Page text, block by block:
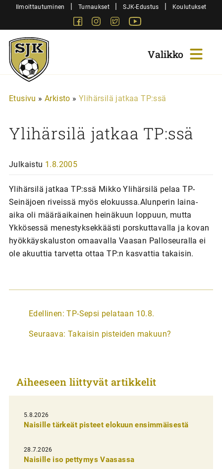
SiirryIlmoittautuminen | Turnaukset | SJK-Edustus | Koulutukset
FacebookInstagram
Twitter
Sjk-
Juniorit
Etusivu » Arkisto » Ylihärsilä jatkaa TP:ssä
Ylihärsilä jatkaa TP:ssä
Julkaistu 1.8.2005
Ylihärsilä jatkaa TP:ssä Mikko Ylihärsilä pelaa TP-
Seinäjoen riveissä myös elokuussa.Alunperin laina-
aika oli määräaikainen heinäkuun loppuun, mutta
Ykkösessä menestyksekkäästi porskuttavalla ja kovan
hyökkäyskaluston omaavalla Vaasan Palloseuralla ei
ole akuuttia tarvetta ottaa TP:n kasvattia takaisin.
A
t
k
e
l
i
e
n
Edellinen: TP-Sepsi pelataan 10.8.
Seuraava: Takaisin pisteiden makuun?
Aiheeseen liittyvät artikkelit
5.8.2026
Naisille tärkeät pisteet elokuun ensimmäisestä
28.7.2026
Naisille iso pettymys Vaasassa